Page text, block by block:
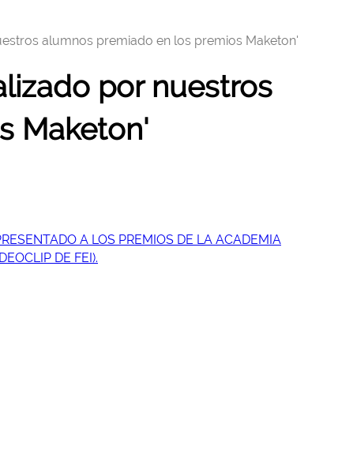
alumnos premiado en los premios Maketon'
por nuestros
Maketon'
A LOS PREMIOS DE LA ACADEMIA
DE FEI).